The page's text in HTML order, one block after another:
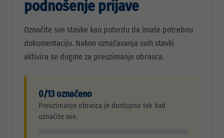
podnošenje prijave
Označite sve stavke kao potvrdu da imate potrebnu
dokumentaciju. Nakon označavanja svih stavki
aktivira se dugme za preuzimanje obrasca.
0/13 označeno
Preuzimanje obrasca je dostupno tek kad
označite sve.